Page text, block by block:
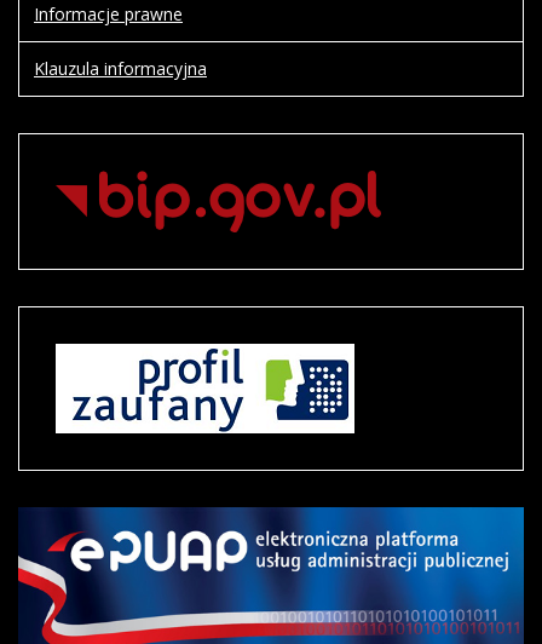
Biuletynie Informacji Publicznej, pomocne instrukcje oraz
O informacji publicznej
W tym dziale znajdują się szczegółowe omówienia
COM_CONTENT_READ_MOREO informacji publicznej
które mogą pomóc w korzystaniu z Biuletynu
Informacji Publiczneji.
COM_CONTENT_READ_MOREPomoc BIP
Informacje prawne
Klauzula informacyjna